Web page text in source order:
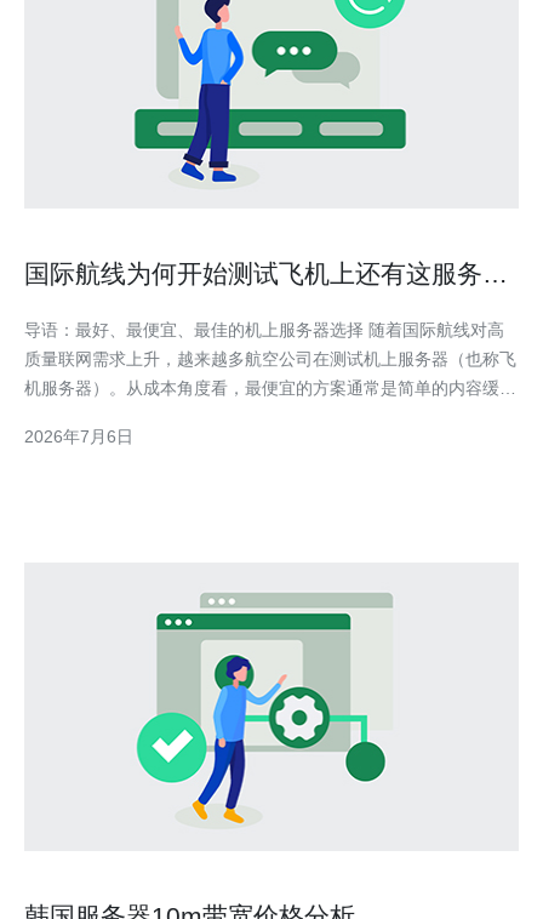
国际航线为何开始测试飞机上还有这服务器
导语：最好、最便宜、最佳的机上服务器选择 随着国际航线对高
质量联网需求上升，越来越多航空公司在测试机上服务器（也称飞
机服务器）。从成本角度看，最便宜的方案通常是简单的内容缓存
的混合系统，以实现延迟优化与离线服务。 概述：什么是机上服
2026年7月6日